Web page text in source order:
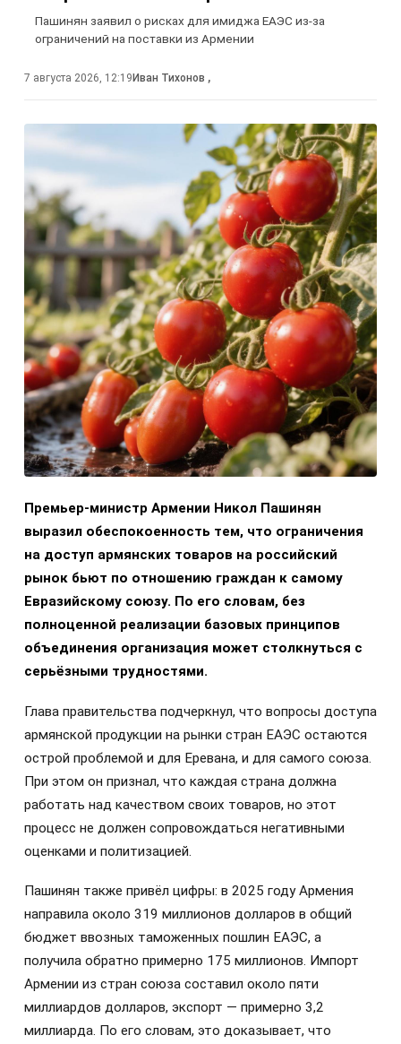
Пашинян заявил о рисках для имиджа ЕАЭС из-за
ограничений на поставки из Армении
7 августа 2026, 12:19 Иван Тихонов ,
Премьер-министр Армении Никол Пашинян
выразил обеспокоенность тем, что ограничения
на доступ армянских товаров на российский
рынок бьют по отношению граждан к самому
Евразийскому союзу. По его словам, без
полноценной реализации базовых принципов
объединения организация может столкнуться с
серьёзными трудностями.
Глава правительства подчеркнул, что вопросы доступа
армянской продукции на рынки стран ЕАЭС остаются
острой проблемой и для Еревана, и для самого союза.
При этом он признал, что каждая страна должна
работать над качеством своих товаров, но этот
процесс не должен сопровождаться негативными
оценками и политизацией.
Пашинян также привёл цифры: в 2025 году Армения
направила около 319 миллионов долларов в общий
бюджет ввозных таможенных пошлин ЕАЭС, а
получила обратно примерно 175 миллионов. Импорт
Армении из стран союза составил около пяти
миллиардов долларов, экспорт — примерно 3,2
миллиарда. По его словам, это доказывает, что